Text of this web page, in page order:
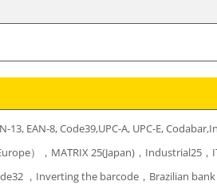
13, EAN-8, Code39,UPC-A, UPC-E,
），MATRIX 25(Japan)，Industrial25，
，Inverting the barcode，Brazilian